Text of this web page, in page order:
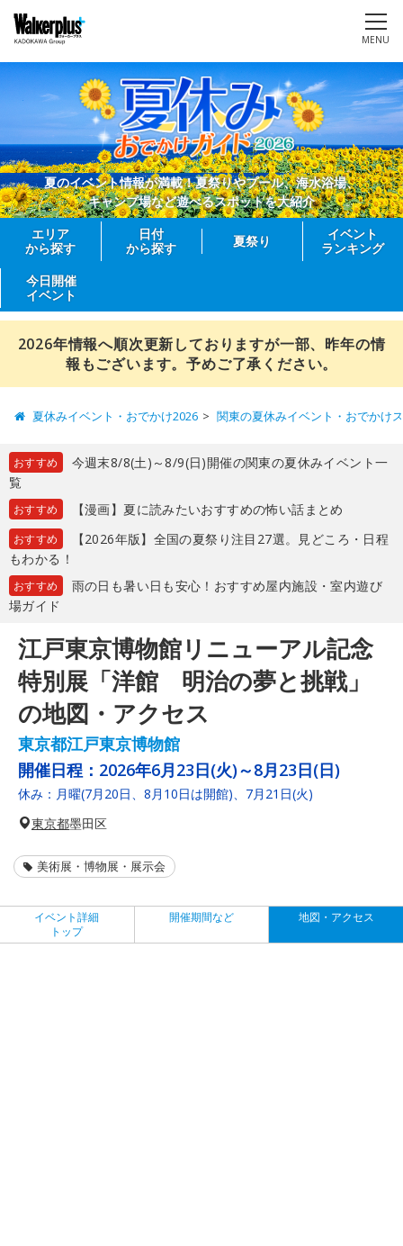
MENU
夏のイベント情報が満載！夏祭りやプール、海水浴場、
キャンプ場など遊べるスポットを大紹介
エリア
から探す
日付
から探す
夏祭り
イベント
ランキング
今日開催
イベント
2026年情報へ順次更新しておりますが一部、昨年の情
報もございます。予めご了承ください。
夏休みイベント・おでかけ2026 関東の夏休みイベント・おでかけ
おすすめ
今週末8/8(土)～8/9(日)開催の関東の夏休みイベント一
覧
おすすめ 【漫画】夏に読みたいおすすめの怖い話まとめ
おすすめ
【2026年版】全国の夏祭り注目27選。見どころ・日程
もわかる！
おすすめ
雨の日も暑い日も安心！おすすめ屋内施設・室内遊び
場ガイド
江戸東京博物館リニューアル記念
特別展「洋館 明治の夢と挑戦」
の地図・アクセス
東京都江戸東京博物館
開催日程： 2026年6月23日(火)～8月23日(日)
休み：月曜(7月20日、8月10日は開館)、7月21日(火)
東京都墨田区
美術展・博物展・展示会
イベント詳細
トップ
開催期間など 地図・アクセス